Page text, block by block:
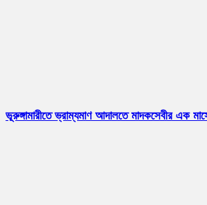
ভূরুঙ্গামারীতে ভ্রাম্যমাণ আদালতে মাদকসেবীর এক